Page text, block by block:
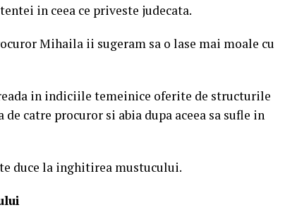
in ceea ce priveste judecata.
Mihaila ii sugeram sa o lase mai moale cu
in indiciile temeinice oferite de structurile
catre procuror si abia dupa aceea sa sufle in
duce la inghitirea mustucului.